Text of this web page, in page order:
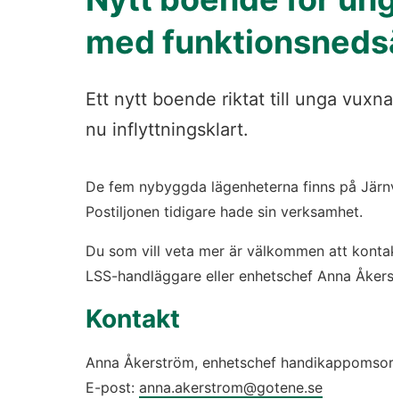
med
Ett nytt boende riktat till unga
nu inflyttningsklart.
De fem nybyggda lägenheterna finns på
Postiljonen tidigare hade sin verksamhet.
Du som vill veta mer är välkommen att
LSS-handläggare eller enhetschef Anna
Kontakt
Anna Åkerström, enhetschef
E-post: anna.akerstrom@gotene.se